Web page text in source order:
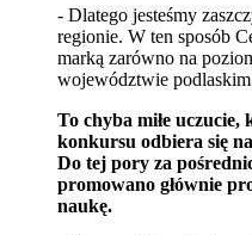
- Dlatego jesteśmy
regionie. W ten sposób
marką zarówno na
województwie
To chyba miłe
konkursu odbiera się
Do tej pory za
promowano głównie
naukę.